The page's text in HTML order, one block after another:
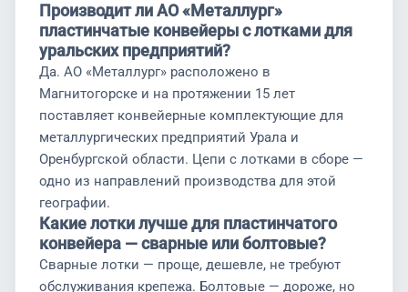
Производит ли АО «Металлург»
пластинчатые конвейеры с лотками для
уральских предприятий?
Да. АО «Металлург» расположено в
Магнитогорске и на протяжении 15 лет
поставляет конвейерные комплектующие для
металлургических предприятий Урала и
Оренбургской области. Цепи с лотками в сборе —
одно из направлений производства для этой
географии.
Какие лотки лучше для пластинчатого
конвейера — сварные или болтовые?
Сварные лотки — проще, дешевле, не требуют
обслуживания крепежа. Болтовые — дороже, но